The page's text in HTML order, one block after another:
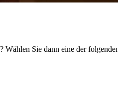
Sie dann eine der